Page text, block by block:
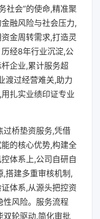
社会”的使命,精准聚
融风险与社会压力,
金周转需求,打造灵
经8年行业沉淀,公
企业,累计服务超
渡过经营难关,助力
扎实业绩印证专业
过桥垫资服务,凭借
的核心优势,构建全
体系上,公司自研自
,搭建多重审核机制,
体系,从源头把控资
性风险。服务流程
双轮驱动,简化审批